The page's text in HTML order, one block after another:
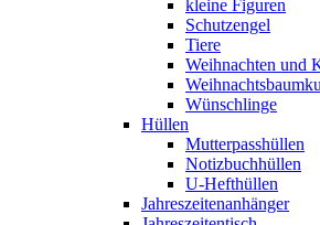
kleine Figuren
Schutzengel
Tiere
Weihnachten und
Wünschlinge
Hüllen
Mutterpasshüllen
Notizbuchhüllen
U-Hefthüllen
Jahreszeitenanhänger